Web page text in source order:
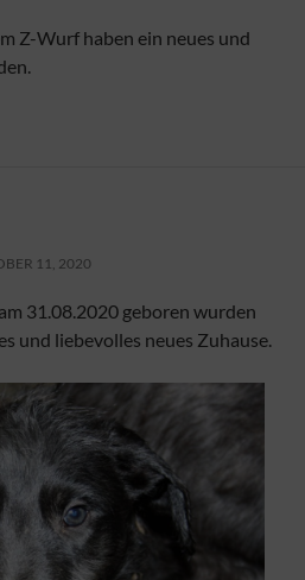
Z-Wurf haben ein neues und
11, 2020
31.08.2020 geboren wurden
und liebevolles neues Zuhause.